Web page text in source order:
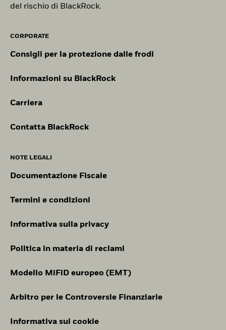
del rischio di BlackRock.
CORPORATE
Consigli per la protezione dalle frodi
Informazioni su BlackRock
Carriera
Contatta BlackRock
NOTE LEGALI
Documentazione Fiscale
Termini e condizioni
Informativa sulla privacy
Politica in materia di reclami
Modello MiFiD europeo (EMT)
Arbitro per le Controversie Finanziarie
Informativa sui cookie